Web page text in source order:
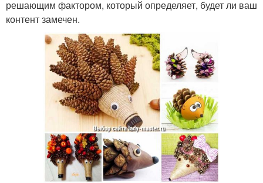
решающим фактором, который определяет, будет ли ваш
контент замечен.